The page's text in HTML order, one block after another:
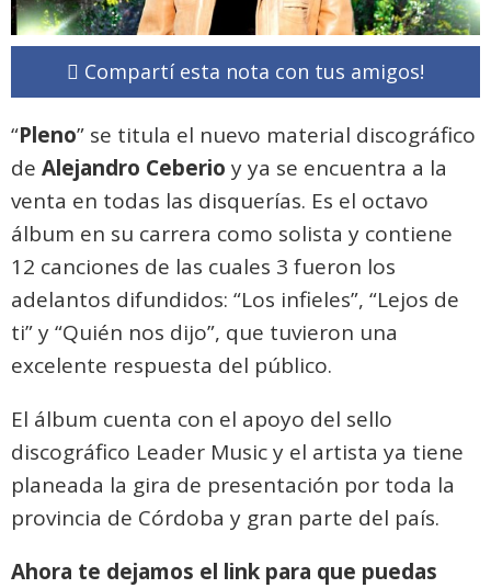
Compartí esta nota con tus amigos!
“Pleno” se titula el nuevo material discográfico
de Alejandro Ceberio y ya se encuentra a la
venta en todas las disquerías. Es el octavo
álbum en su carrera como solista y contiene
12 canciones de las cuales 3 fueron los
adelantos difundidos: “Los infieles”, “Lejos de
ti” y “Quién nos dijo”, que tuvieron una
excelente respuesta del público.
El álbum cuenta con el apoyo del sello
discográfico Leader Music y el artista ya tiene
planeada la gira de presentación por toda la
provincia de Córdoba y gran parte del país.
Ahora te dejamos el link para que puedas